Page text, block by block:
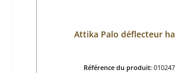
Attika Palo déflecteur
Référence du produit: